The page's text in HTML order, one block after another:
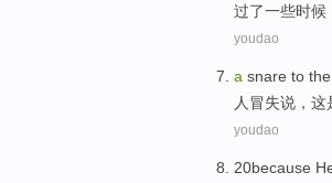
过了一些时候
youdao
a snare to the
人 冒失说， 这
youdao
20because